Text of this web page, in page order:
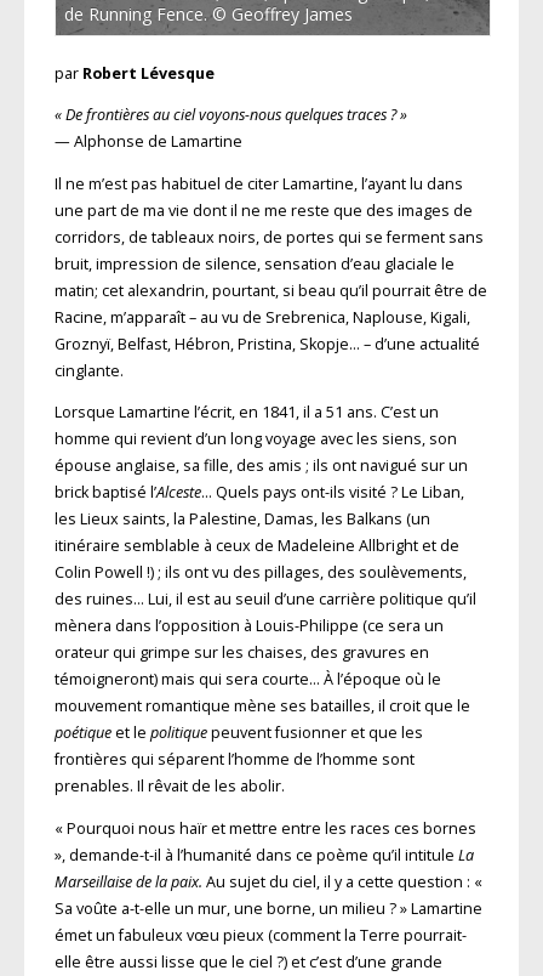
de Running Fence. © Geoffrey James
par Robert Lévesque
« De frontières au ciel voyons-nous quelques traces ? »
— Alphonse de Lamartine
Il ne m’est pas habituel de citer Lamartine, l’ayant lu dans
une part de ma vie dont il ne me reste que des images de
corridors, de tableaux noirs, de portes qui se ferment sans
bruit, impression de silence, sensation d’eau glaciale le
matin; cet alexandrin, pourtant, si beau qu’il pourrait être de
Racine, m’apparaît – au vu de Srebrenica, Naplouse, Kigali,
Groznyï, Belfast, Hébron, Pristina, Skopje… – d’une actualité
cinglante.
Lorsque Lamartine l’écrit, en 1841, il a 51 ans. C’est un
homme qui revient d’un long voyage avec les siens, son
épouse anglaise, sa fille, des amis ; ils ont navigué sur un
brick baptisé l’Alceste… Quels pays ont-ils visité ? Le Liban,
les Lieux saints, la Palestine, Damas, les Balkans (un
itinéraire semblable à ceux de Madeleine Allbright et de
Colin Powell !) ; ils ont vu des pillages, des soulèvements,
des ruines… Lui, il est au seuil d’une carrière politique qu’il
mènera dans l’oppo­sition à Louis-Philippe (ce sera un
orateur qui grimpe sur les chaises, des gravures en
témoigneront) mais qui sera courte… À l’époque où le
mouvement romantique mène ses batailles, il croit que le
poétiqueet le politiquepeuvent fusionner et que les
frontières qui séparent l’homme de l’homme sont
prenables. Il rêvait de les abolir.
« Pourquoi nous haïr et mettre entre les races ces bornes
», demande-t-il à l’humanité dans ce poème qu’il intitule La
Marseillaise de la paix. Au sujet du ciel, il y a cette question : «
Sa voûte a-t-elle un mur, une borne, un milieu ? » Lamartine
émet un fabuleux vœu pieux (comment la Terre pourrait-
elle être aussi lisse que le ciel ?) et c’est d’une grande